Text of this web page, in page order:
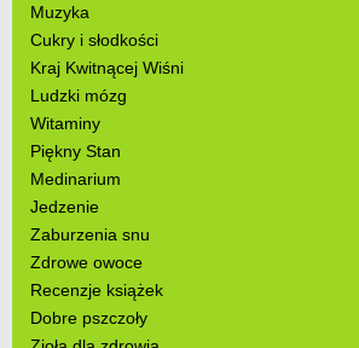
Muzyka
Cukry i słodkości
Kraj Kwitnącej Wiśni
Ludzki mózg
Witaminy
Piękny Stan
Medinarium
Jedzenie
Zaburzenia snu
Zdrowe owoce
Recenzje książek
Dobre pszczoły